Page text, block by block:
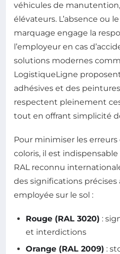
véhicules de
élévateurs. L’absence ou
marquage engage la
l’employeur en cas
solutions modernes
LogistiqueLigne
adhésives et des
respectent pleinement
tout en offrant simplicité
Pour minimiser les erreurs
coloris, il est
RAL reconnu
des significations
employée sur le sol :
Rouge (RAL 3020) :
et interdictions
Orange (RAL 2009) :